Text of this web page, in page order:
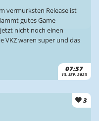
07:57
13. SEP. 2023
vermurksten Release ist
gutes Game
nicht noch einen
VKZ waren super und das
3